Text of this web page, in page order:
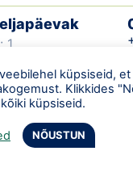
1
küpsiseid,
Klikkides
küpsiseid.
NÕUSTUN